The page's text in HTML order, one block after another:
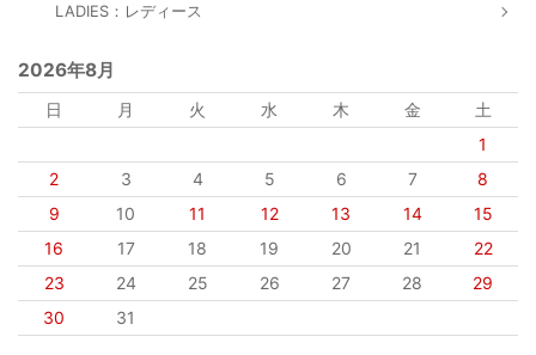
LADIES：レディース
2026年8月
日 月 火 水 木 金
土
1
2
3 4 5 6 7
8
9
10 11 12 13 14
15
16
17 18 19 20 21
22
23
24 25 26 27 28
29
30
31